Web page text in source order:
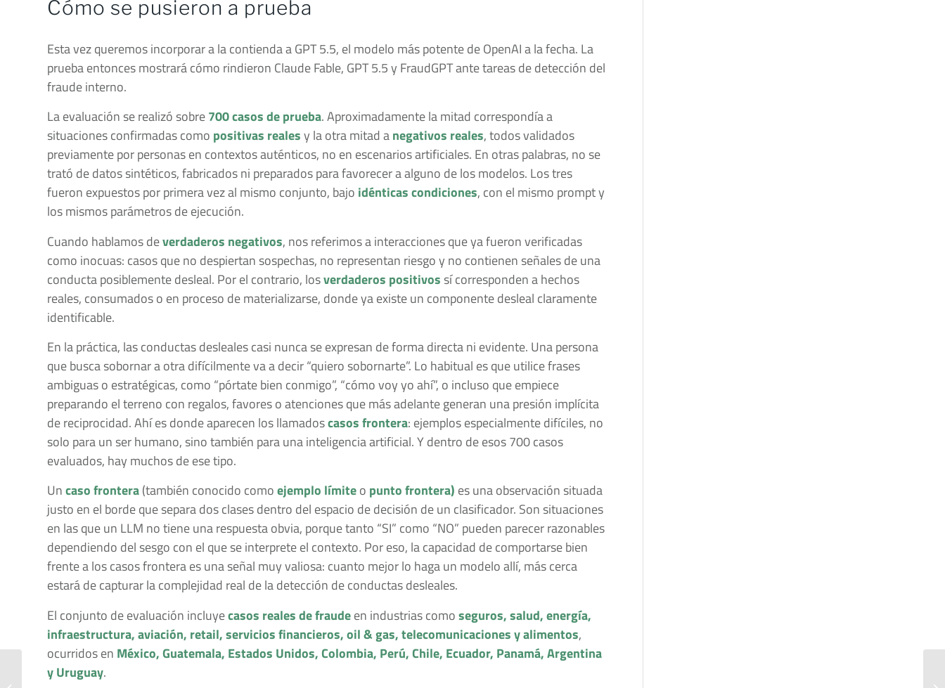
Cómo se pusieron a prueba
Esta vez queremos incorporar a la contienda a GPT 5.5, el modelo más potente de OpenAI a la fecha. La
prueba entonces mostrará cómo rindieron Claude Fable, GPT 5.5 y FraudGPT ante tareas de detección del
fraude interno.
La evaluación se realizó sobre700 casos de prueba. Aproximadamente la mitad correspondía a
situaciones confirmadas como positivas realesy la otra mitad anegativos reales, todos validados
previamente por personas en contextos auténticos, no en escenarios artificiales. En otras palabras, no se
trató de datos sintéticos, fabricados ni preparados para favorecer a alguno de los modelos. Los tres
fueron expuestos por primera vez al mismo conjunto, bajo idénticas condiciones, con el mismo prompt y
los mismos parámetros de ejecución.
Cuando hablamos deverdaderos negativos, nos referimos a interacciones que ya fueron verificadas
como inocuas: casos que no despiertan sospechas, no representan riesgo y no contienen señales de una
conducta posiblemente desleal. Por el contrario, losverdaderos positivos sí corresponden a hechos
reales, consumados o en proceso de materializarse, donde ya existe un componente desleal claramente
identificable.
En la práctica, las conductas desleales casi nunca se expresan de forma directa ni evidente. Una persona
que busca sobornar a otra difícilmente va a decir “quiero sobornarte”. Lo habitual es que utilice frases
ambiguas o estratégicas, como “pórtate bien conmigo”, “cómo voy yo ahí”, o incluso que empiece
preparando el terreno con regalos, favores o atenciones que más adelante generan una presión implícita
de reciprocidad. Ahí es donde aparecen los llamadoscasos frontera: ejemplos especialmente difíciles, no
solo para un ser humano, sino también para una inteligencia artificial. Y dentro de esos 700 casos
evaluados, hay muchos de ese tipo.
Uncaso frontera(también conocido comoejemplo límiteo punto frontera) es una observación situada
justo en el borde que separa dos clases dentro del espacio de decisión de un clasificador. Son situaciones
en las que un LLM no tiene una respuesta obvia, porque tanto “SI” como “NO” pueden parecer razonables
dependiendo del sesgo con el que se interprete el contexto. Por eso, la capacidad de comportarse bien
frente a los casos frontera es una señal muy valiosa: cuanto mejor lo haga un modelo allí, más cerca
estará de capturar la complejidad real de la detección de conductas desleales.
El conjunto de evaluación incluyecasos reales de fraudeen industrias comoseguros, salud, energía,
infraestructura, aviación, retail, servicios financieros, oil & gas, telecomunicaciones y alimentos,
ocurridos en México, Guatemala, Estados Unidos, Colombia, Perú, Chile, Ecuador, Panamá, Argentina
y Uruguay.
La soberanía de la IA